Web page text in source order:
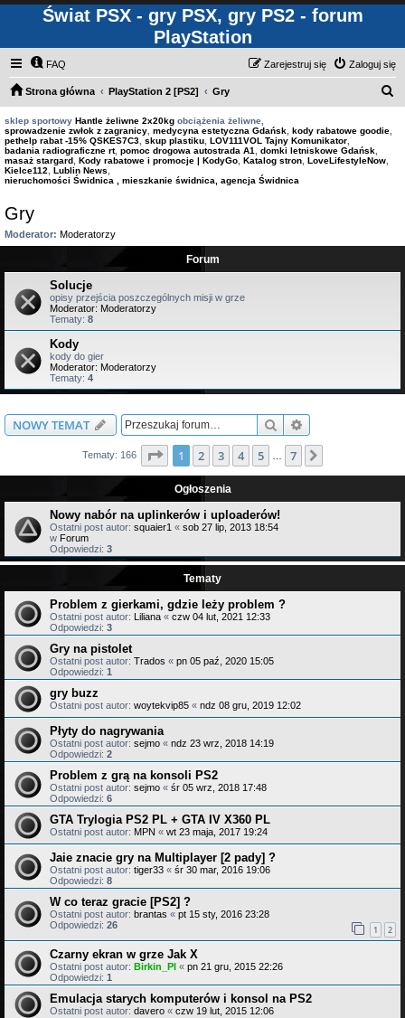
Świat PSX - gry PSX, gry PS2 - forum
PlayStation
FAQ Zaloguj się
Zarejestruj się
Strona główna PlayStation 2 [PS2] Gry
sklep sportowy Hantle żeliwne 2x20kg obciążenia żeliwne,
sprowadzenie zwłok z zagranicy medycyna estetyczna Gdańsk kody rabatowe goodie
pethelp rabat -15% QSKES7C3 skup plastiku LOV111VOL Tajny Komunikator
badania radiograficzne rt, pomoc drogowa autostrada A1 domki letniskowe Gdańsk
masaż stargard Kody rabatowe i promocje | KodyGo Katalog stron LoveLifestyleNow
Kielce112
Lublin News
nieruchomości Świdnica , mieszkanie świdnica, agencja Świdnica
Gry
Moderator: Moderatorzy
Forum
Solucje
opisy przejścia poszczególnych misji w grze
Moderator: Moderatorzy
Tematy: 8
Kody
kody do gier
Moderator: Moderatorzy
Tematy: 4
NOWY TEMAT Szukaj
Tematy: 166 Strona z7
1 2 3 4 5 7
Ogłoszenia
Nowy nabór na uplinkerów i uploaderów!
Ostatni post autor: squaier1 « sob 27 lip, 2013 18:54
w Forum
Odpowiedzi: 3
Tematy
Problem z gierkami, gdzie leży problem ?
Ostatni post autor: Liliana « czw 04 lut, 2021 12:33
Odpowiedzi: 3
Gry na pistolet
Ostatni post autor: Trados « pn 05 paź, 2020 15:05
Odpowiedzi: 1
gry buzz
Ostatni post autor: woytekvip85 « ndz 08 gru, 2019 12:02
Płyty do nagrywania
Ostatni post autor: sejmo « ndz 23 wrz, 2018 14:19
Odpowiedzi: 2
Problem z grą na konsoli PS2
Ostatni post autor: sejmo « śr 05 wrz, 2018 17:48
Odpowiedzi: 6
GTA Trylogia PS2 PL + GTA IV X360 PL
Ostatni post autor: MPN « wt 23 maja, 2017 19:24
Jaie znacie gry na Multiplayer [2 pady] ?
Ostatni post autor: tiger33 « śr 30 mar, 2016 19:06
Odpowiedzi: 8
W co teraz gracie [PS2] ?
Ostatni post autor: brantas « pt 15 sty, 2016 23:28
Odpowiedzi: 26 1 2
Czarny ekran w grze Jak X
Ostatni post autor: Birkin_Pl « pn 21 gru, 2015 22:26
Odpowiedzi: 1
Emulacja starych komputerów i konsol na PS2
Ostatni post autor: davero « czw 19 lut, 2015 12:06